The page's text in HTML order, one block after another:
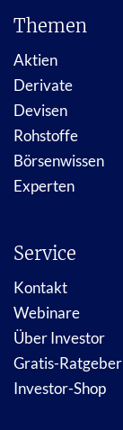
Themen
Aktien
Derivate
Devisen
Rohstoffe
Börsenwissen
Experten
Service
Kontakt
Webinare
Über Investor
Gratis-Ratgeber
Investor-Shop